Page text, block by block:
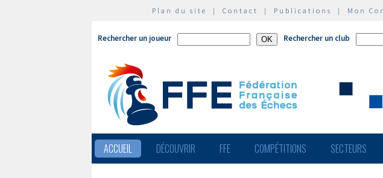
Plan du site | Contact | Publications | Mon
Rechercher un joueur Rechercher un club
ACCUEIL DÉCOUVRIR FFE COMPÉTITIONS SECTEURS